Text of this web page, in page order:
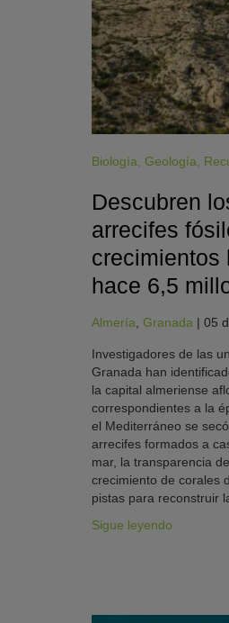
Biología, Geología,
Descubren
arrecifes
crecimientos
hace 6,5
Almería, Granada | 05
Investigadores de las
Granada han
la capital almeriense
correspondientes a la
el Mediterráneo se
arrecifes formados a
mar, la transparencia
crecimiento de corales
pistas para reconstruir
Sigue leyendo